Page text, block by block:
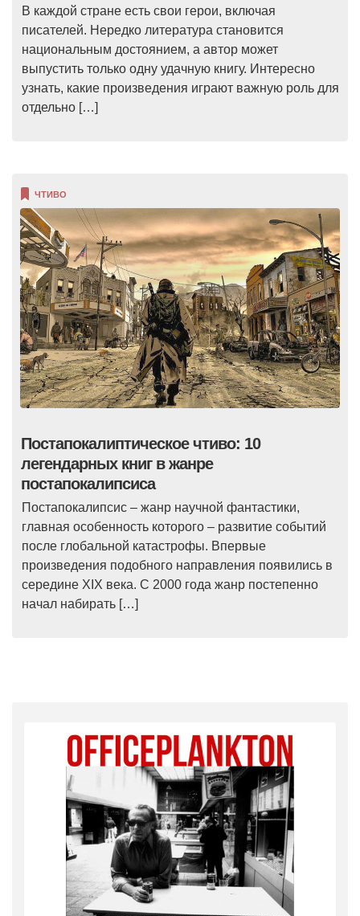
В каждой стране есть свои герои, включая
писателей. Нередко литература становится
национальным достоянием, а автор может
выпустить только одну удачную книгу. Интересно
узнать, какие произведения играют важную роль для
отдельно […]
ЧТИВО
Постапокалиптическое чтиво: 10
легендарных книг в жанре
постапокалипсиса
Постапокалипсис – жанр научной фантастики,
главная особенность которого – развитие событий
после глобальной катастрофы. Впервые
произведения подобного направления появились в
середине XIX века. С 2000 года жанр постепенно
начал набирать […]